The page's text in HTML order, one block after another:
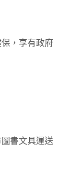
，享有政府
書文具運送